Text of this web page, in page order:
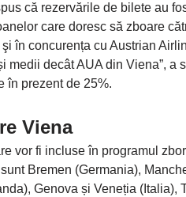
că rezervările de bilete au
care doresc să zboare
în concurența cu Austrian
medii decât AUA din Viena”, a
în prezent de 25%.
Viena
vor fi incluse în programul
Bremen (Germania),
Genova și Veneția (Italia),